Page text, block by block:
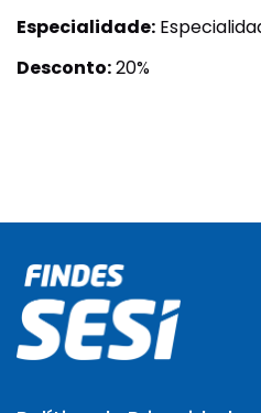
Especialidade:
Desconto:20%